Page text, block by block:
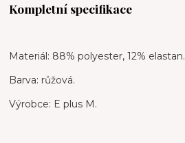
Kompletní specifikace
Materiál: 88% polyester, 12% elastan.
Barva: růžová.
Výrobce: E plus M.